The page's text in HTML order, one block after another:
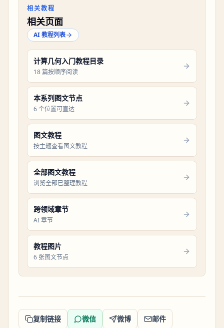
相关教程
相关页面
AI 教程列表
计算几何入门教程目录
18 篇按顺序阅读
本系列图文节点
6 个位置可直达
图文教程
按主题查看图文教程
全部图文教程
浏览全部已整理教程
跨领域章节
AI 章节
教程图片
6 张图文节点
复制链接 微信 微博 邮件